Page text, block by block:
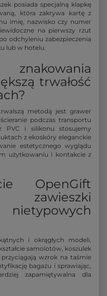
posiada specjalną klapkę
która zakrywa kartę z
imię, nazwisko czy numer
na pierwszy rzut
odchyleniu zabezpieczenia
lub w hotelu.
trwałość
metodą jest grawer
podczas transportu
PVC i silikonu stosujemy
z ekoskóry eleganckie
estetycznego wyglądu
użytkowaniu i kontakcie z
OpenGift
zawieszki
i okrągłych modeli,
samolotów, koszulek
wzrok na taśmie
bagażu i sprawiając,
zapamiętywalna dla